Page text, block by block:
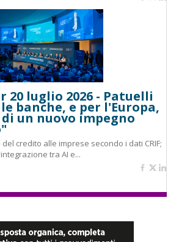
20 luglio 2026 - Patuelli
banche, e per l'Europa,
un nuovo impegno
credito alle imprese secondo i dati CRIF;
tra AI e...